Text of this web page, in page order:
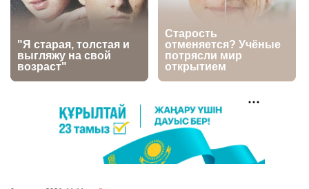
2586 7 74
6
⚠️ Доброе утро, друзья! Предлагаем обзор
главных новостей за 4 августа
🗣Глава государства направил телеграмму
соболезнования родным и близким Халық
қаһарманы Ивана Гапича
2 42